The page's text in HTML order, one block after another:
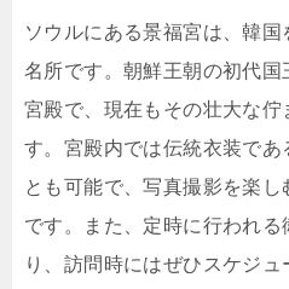
ソウルにある景福宮は、韓
名所です。朝鮮王朝の初代国
宮殿で、現在もその壮大な佇
す。宮殿内では伝統衣装であ
とも可能で、写真撮影を楽し
です。また、定時に行われ
り、訪問時にはぜひスケジ